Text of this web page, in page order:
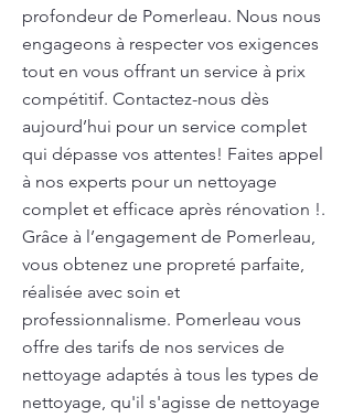
profondeur de Pomerleau. Nous nous
engageons à respecter vos exigences
tout en vous offrant un service à prix
compétitif. Contactez-nous dès
aujourd’hui pour un service complet
qui dépasse vos attentes! Faites appel
à nos experts pour un nettoyage
complet et efficace après rénovation !.
Grâce à l’engagement de Pomerleau,
vous obtenez une propreté parfaite,
réalisée avec soin et
professionnalisme. Pomerleau vous
offre des tarifs de nos services de
nettoyage adaptés à tous les types de
nettoyage, qu'il s'agisse de nettoyage